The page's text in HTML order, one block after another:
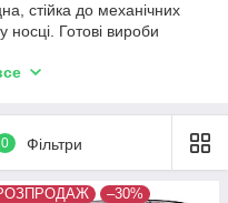
стійка до механічних
носці. Готові вироби
0 Фільтри
–30%